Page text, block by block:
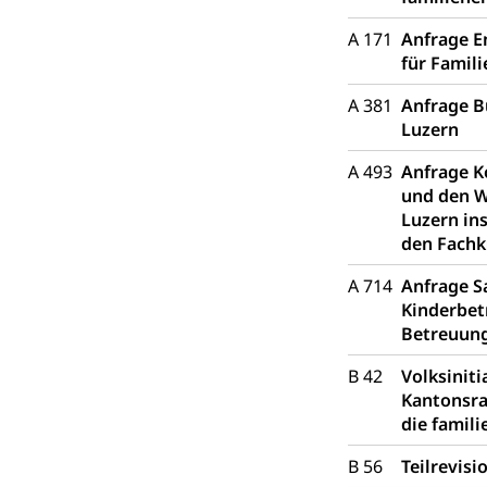
A 171 Anfrage
für
A 381 Anfrage
Luzern
A 493 Anfrage
und den
Luzern
den
A 714 Anfrage
B 42
die
B 56
Frühe
Gesundheit und
Erschöpfung,
sichere
Trinkwasser
Prävention
Soziale